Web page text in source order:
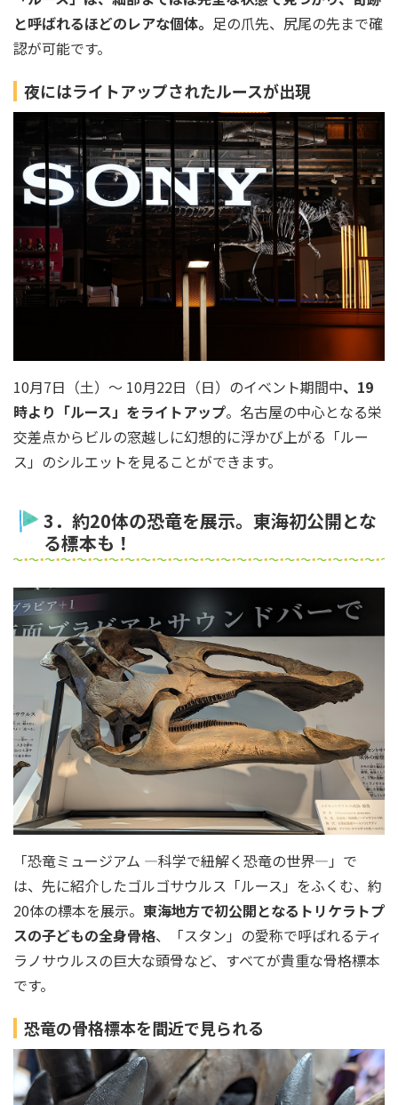
と呼ばれるほどのレアな個体。 足の爪先、尻尾の先まで確
認が可能です。
夜にはライトアップされたルースが出現
10⽉7⽇（⼟）〜 10⽉22⽇（⽇）のイベント期間中、19
時より「ルース」をライトアップ。名古屋の中心となる栄
交差点からビルの窓越しに幻想的に浮かび上がる「ルー
ス」のシルエットを見ることができます。
3．約20体の恐竜を展示。東海初公開とな
る標本も！
「恐竜ミュージアム ―科学で紐解く恐竜の世界―」で
は、先に紹介したゴルゴサウルス「ルース」をふくむ、約
20体の標本を展示。 東海地方で初公開となるトリケラトプ
スの子どもの全身骨格、「スタン」の愛称で呼ばれるティ
ラノサウルスの巨大な頭骨など、すべてが貴重な骨格標本
です。
恐竜の骨格標本を間近で見られる